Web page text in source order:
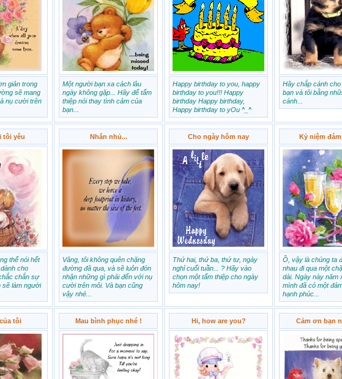
giản trong
sẽ mang
nụ cười trên
Một người bạn xa cách lâu
ngày không gặp... Hãy để tấm
thiệp nói thay tình cảm của
bạn...
Happy birthday to you, happy
birthday to you!!! Happy
birthday Happy birthday,
Happy birthday to yOu ^_^
Hãy chắp cánh cho
bạn và tôi bằng
cánh...
tôi yêu
thể nói hết
cho
chắn sự
sẽ làm người
Nhắn nhủ...
Vâng, tôi không quên chặng
đường đã qua, và sẽ luôn đón
nhận những gì phải đến với nụ
cười trên môi. Và bạn cũng
vậy nhé...
Cho ngày hôm nay
Thứ hai, thứ ba, thứ tư, ngày
nghỉ cuối tuần... ? Hãy vào
chọn một tấm thiệp cho ngày
hôm nay!
Kỷ niệm
Ồ, vậy là chúng ta
nhau đi qua một
dài. Ngày này năm
mình đã có một
hạnh phúc...
tôi Mau bình phục nhé ! Hi, how are you? Cảm ơn bạn